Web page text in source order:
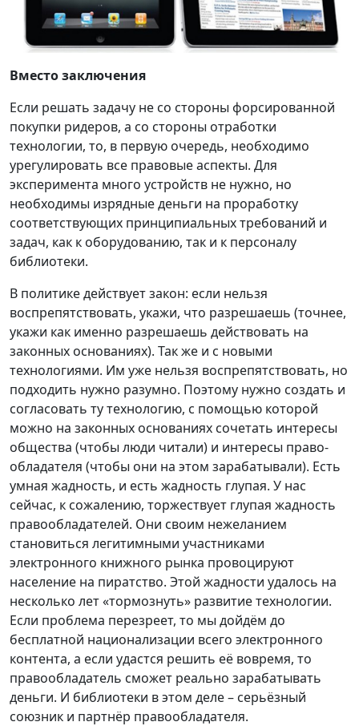
Вместо заключения
Если решать задачу не со стороны форсированной
покупки ридеров, а со стороны отработки
технологии, то, в первую очередь, необходимо
урегулировать все правовые аспекты. Для
эксперимента много устройств не нужно, но
необходимы изрядные деньги на проработку
соответствующих принципиальных требований и
задач, как к оборудованию, так и к персоналу
библиотеки.
В политике действует закон: если нельзя
воспрепятствовать, укажи, что разрешаешь (точнее,
укажи как именно разрешаешь действовать на
законных основаниях). Так же и с новыми
технологиями. Им уже нельзя воспрепятствовать, но
подходить нужно разумно. Поэтому нужно создать и
согласовать ту технологию, с помощью которой
можно на законных основаниях сочетать интересы
общества (чтобы люди читали) и интересы право-
обладателя (чтобы они на этом зарабатывали). Есть
умная жадность, и есть жадность глупая. У нас
сейчас, к сожалению, торжествует глупая жадность
правообладателей. Они своим нежеланием
становиться легитимными участниками
электронного книжного рынка провоцируют
население на пиратство. Этой жадности удалось на
несколько лет «тормознуть» развитие технологии.
Если проблема перезреет, то мы дойдём до
бесплатной национализации всего электронного
контента, а если удастся решить её вовремя, то
правообладатель сможет реально зарабатывать
деньги. И библиотеки в этом деле – серьёзный
союзник и партнёр правообладателя.